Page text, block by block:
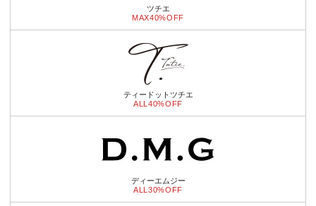
ツチエ
MAX40%OFF
ティードットツチエ
ALL40%OFF
ディーエムジー
ALL30%OFF